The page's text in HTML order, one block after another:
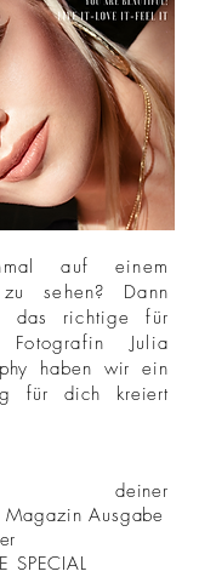
auf einem
sehen? Dann
das richtige für
Julia
haben wir ein
für dich kreiert
Magazin Ausgabe
SPECIAL